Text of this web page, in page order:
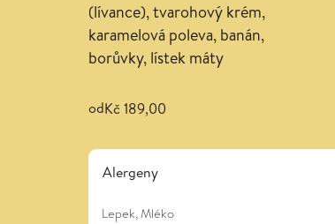
(lívance), tvarohový krém,
karamelová poleva, banán,
borůvky, lístek máty
odKč 189,00
Alergeny
Lepek, Mléko